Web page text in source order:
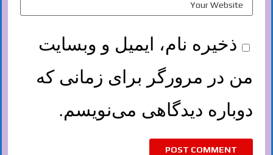
ذخیره نام، ایمیل و وبسایت
من در مرورگر برای زمانی که
دوباره دیدگاهی می‌نویسم.